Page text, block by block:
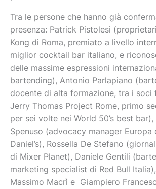
Tra le persone che hanno già
presenza: Patrick Pistolesi
Kong di Roma, premiato a livello
miglior cocktail bar italiano, e
delle massime espressioni
bartending), Antonio Parlapiano
docente di alta formazione, tra i soci
Jerry Thomas Project Rome, primo
per sei volte nei World 50’s best bar),
Spenuso (advocacy manager Europa
Daniel’s), Rossella De Stefano
di Mixer Planet), Daniele Gentili
marketing specialist di Red Bull
Massimo Macrì e Giampiero